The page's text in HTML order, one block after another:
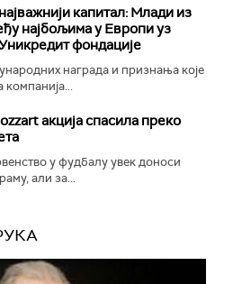
капитал: Млади из
најбољима у Европи уз
фондације
награда и признања које
компанија...
акција спасила преко
у фудбалу увек доноси
али за...